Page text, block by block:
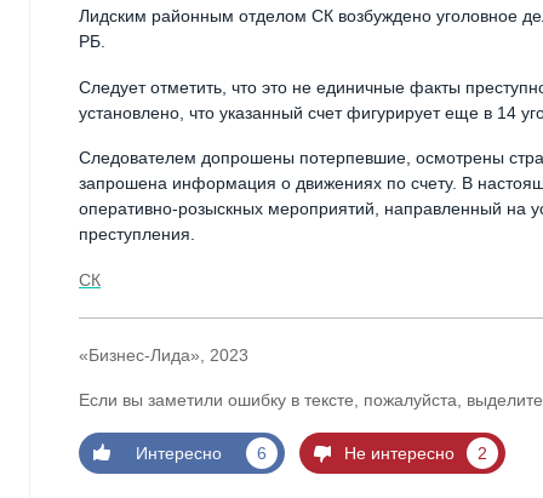
Лидским районным отделом СК возбуждено уголовное
РБ.
Следует отметить, что это не единичные факты
установлено, что указанный счет фигурирует еще в 14
Следователем допрошены потерпевшие, осмотрены
запрошена информация о движениях по счету. В
оперативно-розыскных мероприятий, направленный на
преступления.
СК
«Бизнес-Лида», 2023
Если вы заметили ошибку в тексте, пожалуйста,
Интересно 6 Не интересно 2